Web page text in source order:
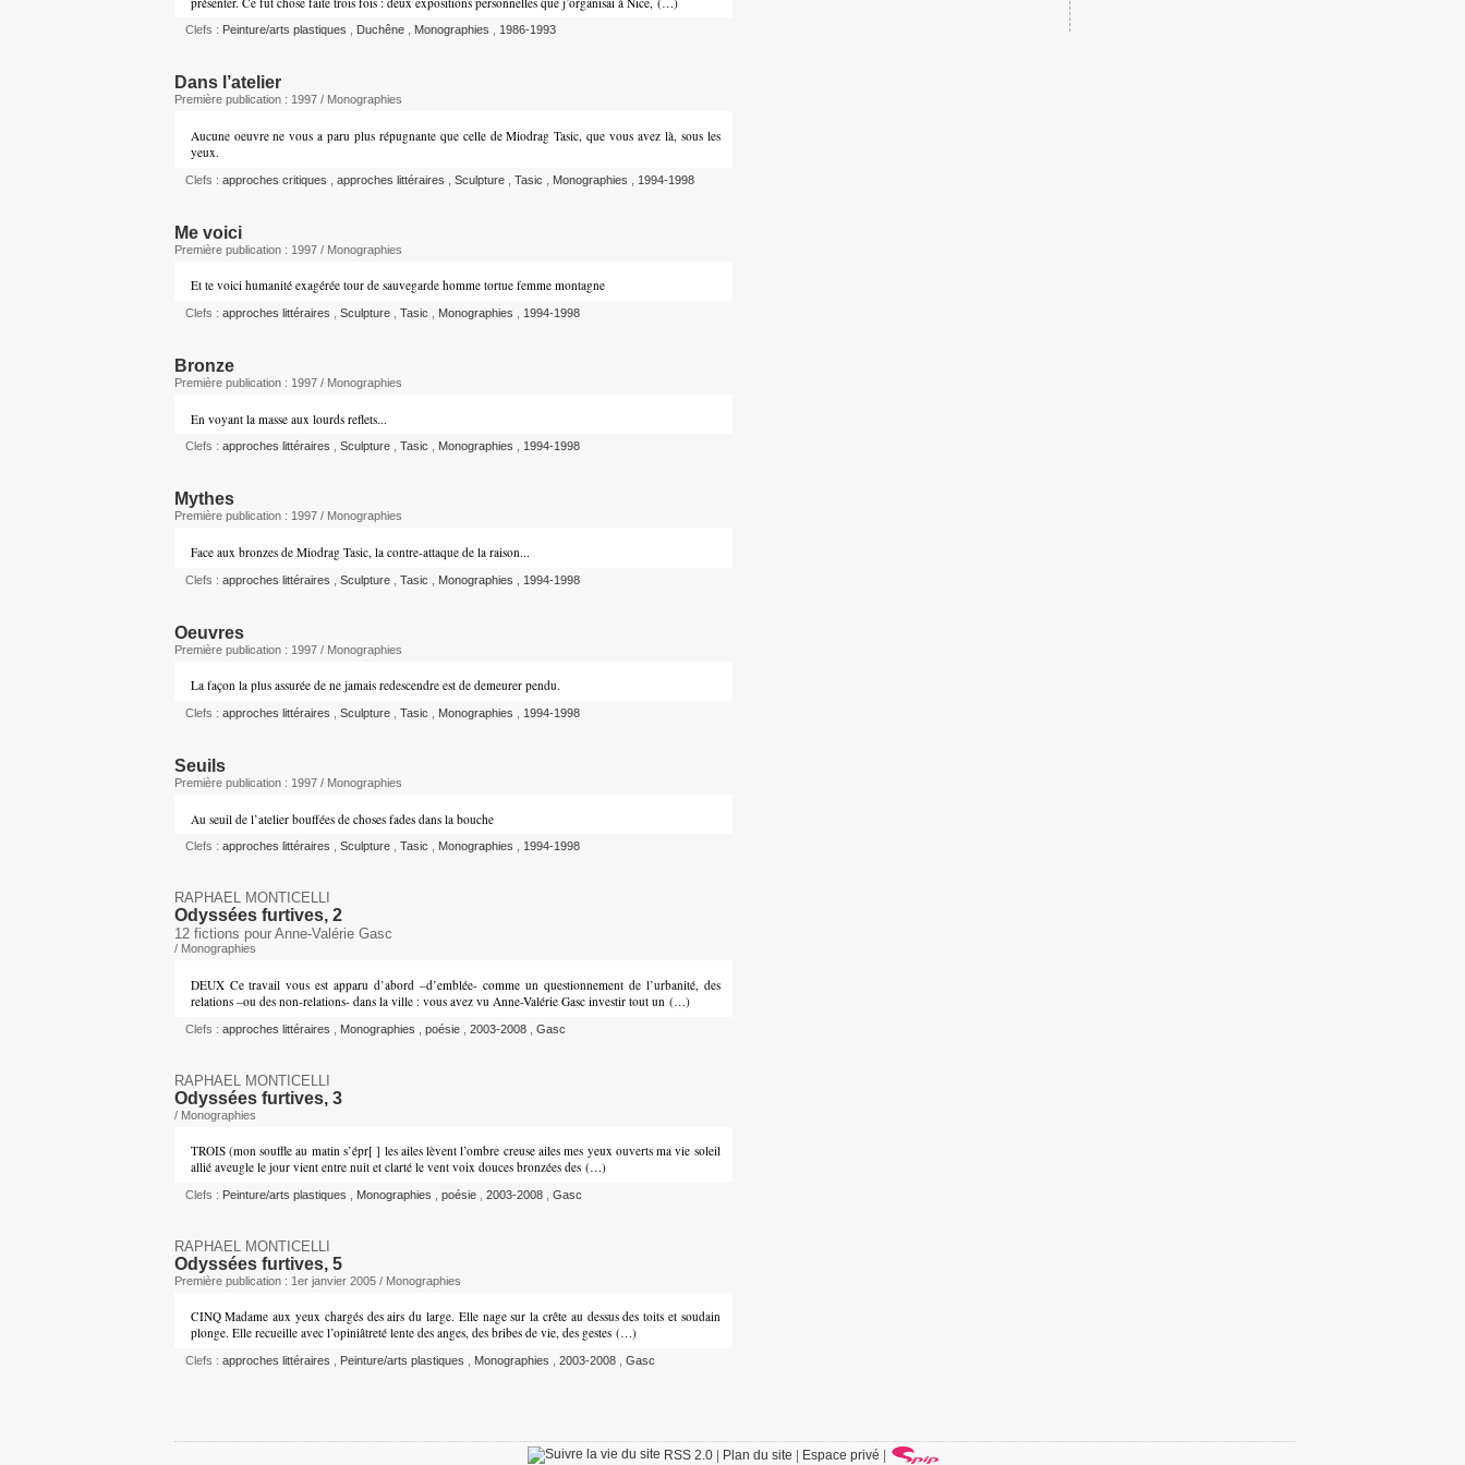
Clefs : Peinture/arts plastiques , Duchêne , Monographies , 1986-1993
Dans l’atelier
Première publication : 1997 / Monographies
Aucune oeuvre ne vous a paru plus répugnante que celle de Miodrag Tasic, que vous avez là, sous les
yeux.
Clefs : approches critiques approches littéraires Sculpture Tasic Monographies 1994-1998
Me voici
Première publication : 1997 / Monographies
Et te voici humanité exagérée tour de sauvegarde homme tortue femme montagne
Clefs : approches littéraires Sculpture Tasic Monographies 1994-1998
Bronze
Première publication : 1997 / Monographies
En voyant la masse aux lourds reflets...
Clefs : approches littéraires Sculpture Tasic Monographies 1994-1998
Mythes
Première publication : 1997 / Monographies
Face aux bronzes de Miodrag Tasic, la contre-attaque de la raison...
Clefs : approches littéraires Sculpture Tasic Monographies 1994-1998
Oeuvres
Première publication : 1997 / Monographies
La façon la plus assurée de ne jamais redescendre est de demeurer pendu.
Clefs : approches littéraires Sculpture Tasic Monographies 1994-1998
Seuils
Première publication : 1997 / Monographies
Au seuil de l’atelier bouffées de choses fades dans la bouche
Clefs : approches littéraires Sculpture Tasic Monographies 1994-1998
RAPHAEL MONTICELLI
Odyssées furtives, 2
12 fictions pour Anne-Valérie Gasc
/ Monographies
DEUX Ce travail vous est apparu d’abord –d’emblée- comme un questionnement de l’urbanité, des
relations –ou des non-relations- dans la ville : vous avez vu Anne-Valérie Gasc investir tout un (…)
Clefs : approches littéraires Monographies poésie 2003-2008 Gasc
RAPHAEL MONTICELLI
Odyssées furtives, 3
/ Monographies
TROIS (mon souffle au matin s’épr[ ] les ailes lèvent l’ombre creuse ailes mes yeux ouverts ma vie soleil
allié aveugle le jour vient entre nuit et clarté le vent voix douces bronzées des (…)
Clefs : Peinture/arts plastiques Monographies poésie 2003-2008 Gasc
RAPHAEL MONTICELLI
Odyssées furtives, 5
Première publication : 1er janvier 2005 / Monographies
CINQ Madame aux yeux chargés des airs du large. Elle nage sur la crête au dessus des toits et soudain
plonge. Elle recueille avec l’opiniâtreté lente des anges, des bribes de vie, des gestes (…)
Clefs : approches littéraires Peinture/arts plastiques Monographies 2003-2008 Gasc
RSS 2.0 Plan du site Espace privé